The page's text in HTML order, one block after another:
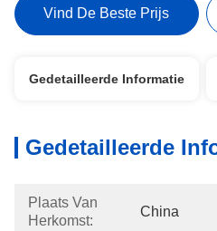
Vind De Beste Prijs
Gedetailleerde Informatie
Gedetailleerde
Plaats Van
Herkomst:
China